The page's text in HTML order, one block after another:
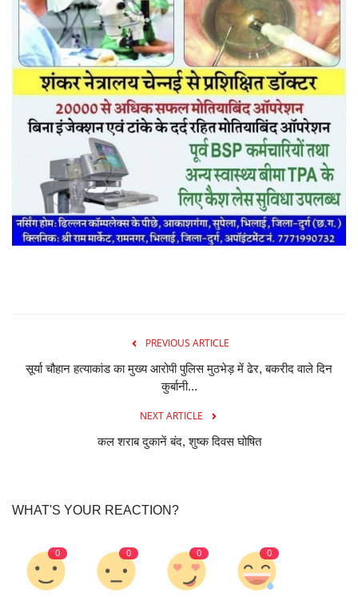
PREVIOUS ARTICLE
सूर्या चौहान हत्याकांड का मुख्य आरोपी पुलिस मुठभेड़ में ढेर, बकरीद वाले दिन
कुर्बानी...
NEXT ARTICLE
कल शराब दुकानें बंद, शुष्क दिवस घोषित
WHAT'S YOUR REACTION?
0 0 0 0